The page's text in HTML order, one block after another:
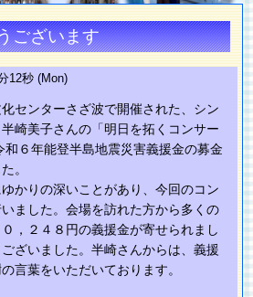
ございます
12秒 (Mon)
センターさざ波で開催された、シン
崎美子さんの「明日を拓くコンサー
和６年能登半島地震災害義援金の募金
。
かりの深いことがあり、今回のコン
ました。会場を訪れた方から多くの
，２４８円の義援金が寄せられまし
ざいました。半崎さんからは、義援
言葉をいただいております。